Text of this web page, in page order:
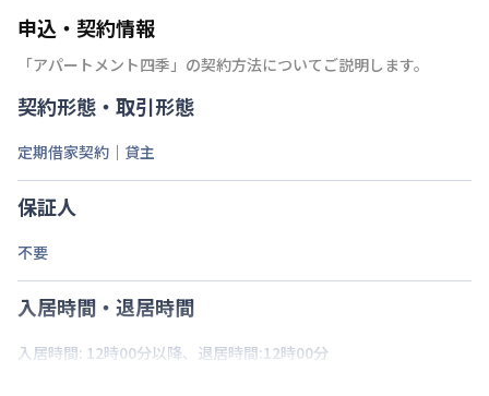
申込・契約情報
「アパートメント四季 」の契約方法についてご説明します。
契約形態・取引形態
定期借家契約｜貸主
保証人
不要
入居時間・退居時間
入居時間: 12時00分以降、退居時間:12時00分